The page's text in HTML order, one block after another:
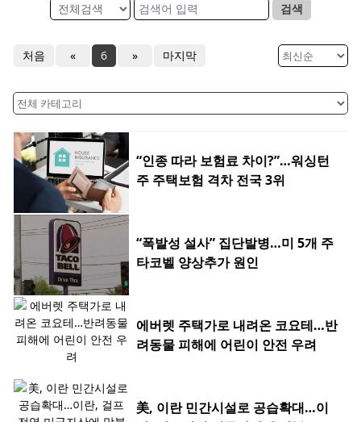
검색
처음 « 6 » 마지막
“인종 따라 보험료 차이?”…워싱턴
주 주택보험 격차 전국 3위
“폭발성 설사” 집단발병…미 5개 주
타코벨 양상추가 원인
에버렛 주택가로 내려온 코요테…반
려동물 피해에 어린이 안전 우려
美, 이란 민간시설로 공습확대…이